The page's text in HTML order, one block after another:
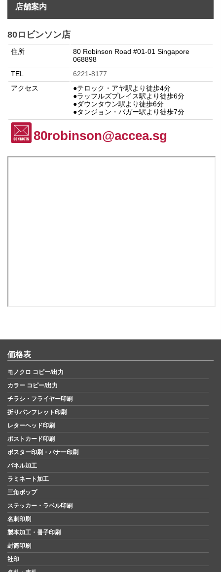
店舗案内
80ロビンソン店
住所
80 Robinson Road #01-01 Singapore
068898
TEL
6221-8177
アクセス
●テロック・アヤ駅より徒歩4分
●ラッフルズプレイス駅より徒歩6分
●ダウンタウン駅より徒歩6分
●タンジョン・パガー駅より徒歩7分
80robinson@accea.sg
価格表
モノクロ コピー/出力
カラー コピー/出力
チラシ・フライヤー印刷
折りパンフレット印刷
レターヘッド印刷
ポストカード印刷
ポスター印刷・バナー印刷
パネル加工
ラミネート加工
三角ポップ
ステッカー・ラベル印刷
名刺印刷
製本加工・冊子印刷
封筒印刷
社印